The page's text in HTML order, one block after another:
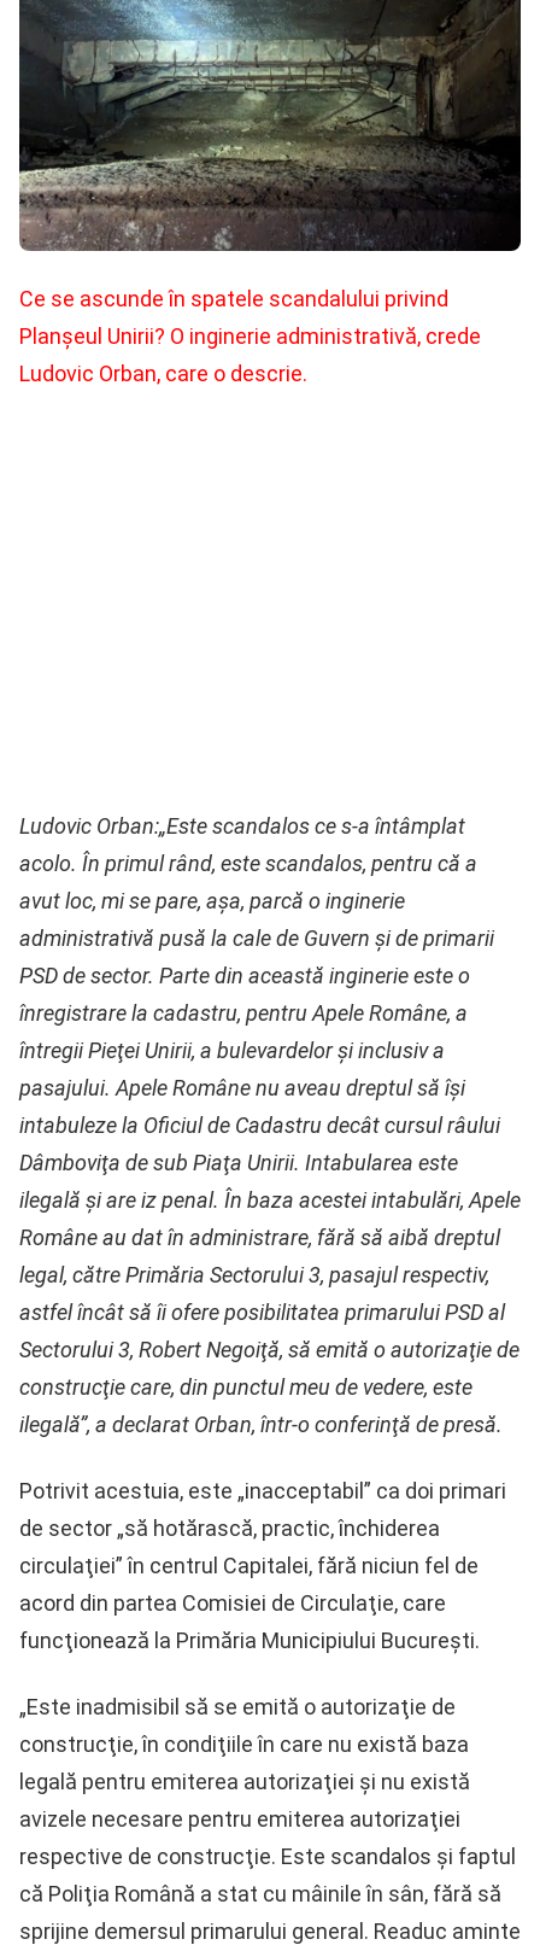
Ce se ascunde în spatele scandalului privind
Planşeul Unirii? O inginerie administrativă, crede
Ludovic Orban, care o descrie.
Ludovic Orban:„Este scandalos ce s-a întâmplat
acolo. În primul rând, este scandalos, pentru că a
avut loc, mi se pare, aşa, parcă o inginerie
administrativă pusă la cale de Guvern şi de primarii
PSD de sector. Parte din această inginerie este o
înregistrare la cadastru, pentru Apele Române, a
întregii Pieţei Unirii, a bulevardelor şi inclusiv a
pasajului. Apele Române nu aveau dreptul să îşi
intabuleze la Oficiul de Cadastru decât cursul râului
Dâmboviţa de sub Piaţa Unirii. Intabularea este
ilegală şi are iz penal. În baza acestei intabulări, Apele
Române au dat în administrare, fără să aibă dreptul
legal, către Primăria Sectorului 3, pasajul respectiv,
astfel încât să îi ofere posibilitatea primarului PSD al
Sectorului 3, Robert Negoiţă, să emită o autorizaţie de
construcţie care, din punctul meu de vedere, este
ilegală”, a declarat Orban, într-o conferinţă de presă.
Potrivit acestuia, este „inacceptabil” ca doi primari
de sector „să hotărască, practic, închiderea
circulaţiei” în centrul Capitalei, fără niciun fel de
acord din partea Comisiei de Circulaţie, care
funcţionează la Primăria Municipiului Bucureşti.
„Este inadmisibil să se emită o autorizaţie de
construcţie, în condiţiile în care nu există baza
legală pentru emiterea autorizaţiei şi nu există
avizele necesare pentru emiterea autorizaţiei
respective de construcţie. Este scandalos şi faptul
că Poliţia Română a stat cu mâinile în sân, fără să
sprijine demersul primarului general. Readuc aminte